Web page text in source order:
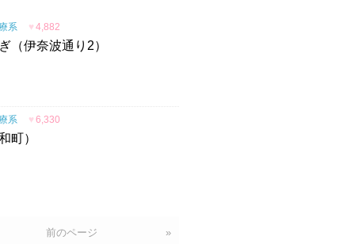
系 ♥ 4,882
（伊奈波通り2）
系 ♥ 6,330
町）
前のページ »